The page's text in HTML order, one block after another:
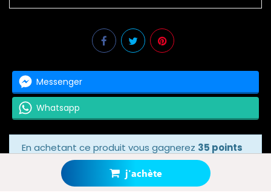
j'achète
Messenger
Whatsapp
En achetant ce produit vous gagnerez 35 points
grâce à notre programme de fidélité.
Votre panier totalisera35 points bonus